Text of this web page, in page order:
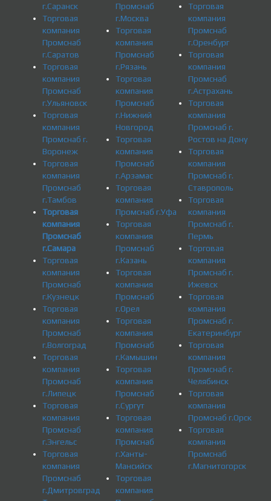
г.Саранск
Торговая
компания
Промснаб
г.Саратов
Торговая
компания
Промснаб
г.Ульяновск
Торговая
компания
Промснаб г.
Воронеж
Торговая
компания
Промснаб
г.Тамбов
Торговая
компания
Промснаб
г.Самара
Торговая
компания
Промснаб
г.Кузнецк
Торговая
компания
Промснаб
г.Волгоград
Торговая
компания
Промснаб
г.Липецк
Торговая
компания
Промснаб
г.Энгельс
Торговая
компания
Промснаб
г.Дмитровград
Промснаб
г.Москва
Торговая
компания
Промснаб
г.Рязань
Торговая
компания
Промснаб
г.Нижний
Новгород
Торговая
компания
Промснаб
г.Арзамас
Торговая
компания
Промснаб г.Уфа
Торговая
компания
Промснаб
г.Казань
Торговая
компания
Промснаб
г.Орел
Торговая
компания
Промснаб
г.Камышин
Торговая
компания
Промснаб
г.Сургут
Торговая
компания
Промснаб
г.Ханты-
Мансийск
Торговая
компания
Торговая
компания
Промснаб
г.Оренбург
Торговая
компания
Промснаб
г.Астрахань
Торговая
компания
Промснаб г.
Ростов на Дону
Торговая
компания
Промснаб г.
Ставрополь
Торговая
компания
Промснаб г.
Пермь
Торговая
компания
Промснаб г.
Ижевск
Торговая
компания
Промснаб г.
Екатеринбург
Торговая
компания
Промснаб г.
Челябинск
Торговая
компания
Промснаб г.Орск
Торговая
компания
Промснаб
г.Магнитогорск